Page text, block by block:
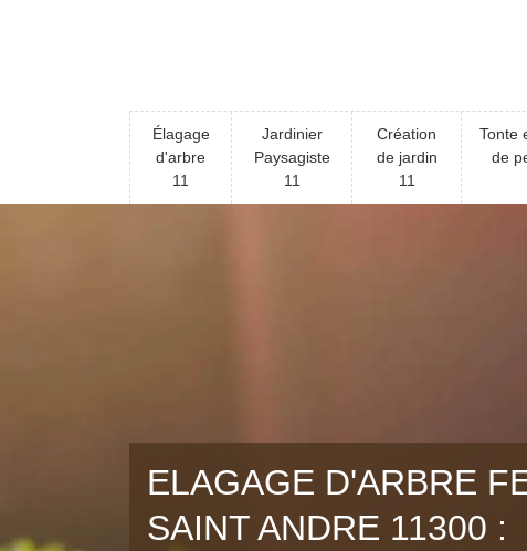
Élagage
d'arbre
11
Jardinier
Paysagiste
11
Création
de jardin
11
Tonte
de
ELAGAGE D'ARBRE
SAINT ANDRE 11300 :